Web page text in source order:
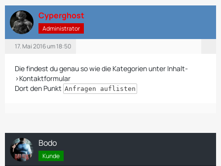
Cyperghost
Administrator
17. Mai 2016 um 18:50
Die findest du genau so wie die Kategorien unter Inhalt-
>Kontaktformular
Dort den Punkt Anfragen auflisten
Bodo
Kunde